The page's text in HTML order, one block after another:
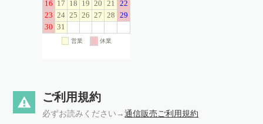
ご利用規約
必ずお読みください→通信販売ご利用規約